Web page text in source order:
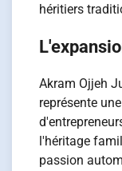
héritiers
Akram Ojjeh
représente
l'héritage
passion